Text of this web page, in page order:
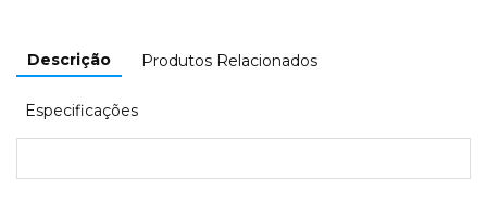
Descrição Produtos Relacionados
Especificações